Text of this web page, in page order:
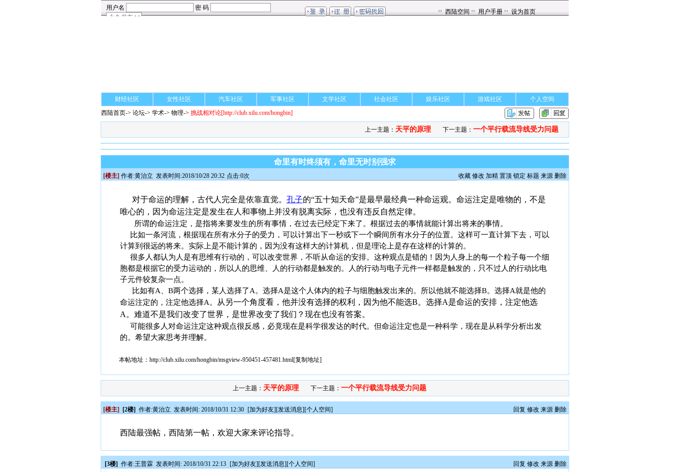
财经社区 女性社区 汽车社区 军事社区 文学社区 社会社区 娱乐社区 游戏社区
个人空间
西陆首页-> 论坛-> 学术-> 物理-> 挑战相对论[http://club.xilu.com/hongbin]
上一主题： 天平的原理 下一主题： 一个平行载流导线受力问题
命里有时终须有，命里无时别强求
[楼主] 作者:黄治立 发表时间:2018/10/28 20:32 收藏 修改 加精 置顶 锁定 标题 来源 删除
点击:0次
对于命运的理解，古代人完全是依靠直觉。 孔子的“五十知天命”是最早最经典一种命运观。命运注定是唯物的，不是
唯心的，因为命运注定是发生在人和事物上并没有脱离实际，也没有违反自然定律。
所谓的命运注定，是指将来要发生的所有事情，在过去已经定下来了。根据过去的事情就能计算出将来的事情。
比如一条河流，根据现在所有水分子的受力，可以计算出下一秒或下一个瞬间所有水分子的位置。这样可一直计算下去，可以
计算到很远的将来。实际上是不能计算的，因为没有这样大的计算机，但是理论上是存在这样的计算的。
很多人都认为人是有思维有行动的，可以改变世界，不听从命运的安排。这种观点是错的！因为人身上的每一个粒子每一个细
胞都是根据它的受力运动的，所以人的思维、人的行动都是触发的。人的行动与电子元件一样都是触发的，只不过人的行动比电
子元件较复杂一点。
比如有A、B两个选择，某人选择了A。选择A是这个人体内的粒子与细胞触发出来的。所以他就不能选择B。选择A就是他的
命运注定的，注定他选择A。
从另一个角度看，他并没有选择的权利，因为他不能选B。选择A是命运的安排，注定他选
A。难道不是我们改变了世界，是世界改变了我们？现在也没有答案。
可能很多人对命运注定这种观点很反感，必竟现在是科学很发达的时代。但命运注定也是一种科学，现在是从科学分析出发
的。希望大家思考并理解。
本帖地址： http://club.xilu.com/hongbin/msgview-950451-457481.html[复制地址]
上一主题： 天平的原理 下一主题：一个平行载流导线受力问题
[楼主] [2楼] 作者:黄治立 发表时间: 2018/10/31 12:30 [加为好友][发送消息][个人空间] 回复 修改 来源 删除
西陆最强帖，西陆第一帖，欢迎大家来评论指导。
[3楼] 作者:王普霖 发表时间: 2018/10/31 22:13 [加为好友][发送消息][个人空间] 回复 修改 来源 删除